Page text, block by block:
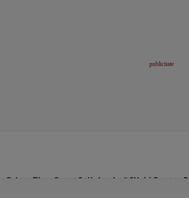
Prime Time SportStil de viațăClick! Pentru